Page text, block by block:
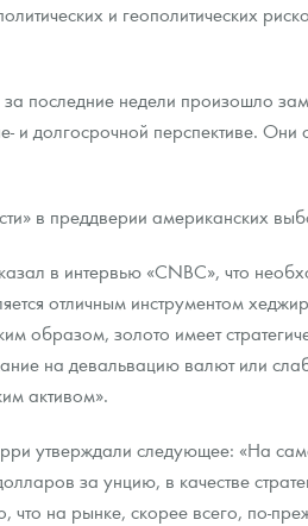
и геополитических
последние недели произошло
и долгосрочной перспективе.
в преддверии американских
в интервью «CNBC», что
отличным инструментом
образом, золото имеет
на девальвацию валют или
активом».
утверждали следующее: «На
за унцию, в качестве
что на рынке, скорее всего, по-